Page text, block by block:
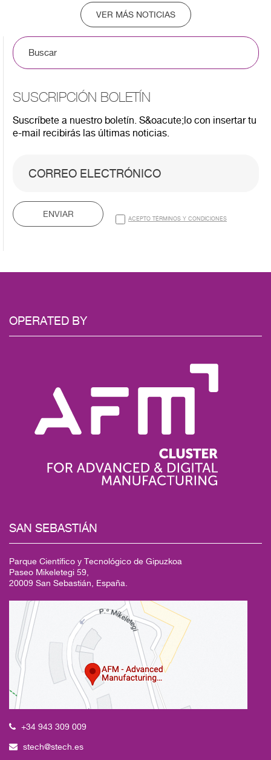
VER MÁS NOTICIAS
SUSCRIPCIÓN BOLETÍN
Suscríbete a nuestro boletín. S&oacute;lo con insertar tu
e-mail recibirás las últimas noticias.
ENVIAR ACEPTO TÉRMINOS Y CONDICIONES
OPERATED BY
SAN SEBASTIÁN
Parque Científico y Tecnológico de Gipuzkoa
Paseo Mikeletegi 59,
20009 San Sebastián, España.
+34 943 309 009
stech@stech.es